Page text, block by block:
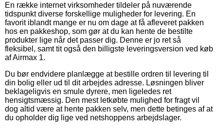
En række internet virksomheder tildeler på nuværende
tidspunkt diverse forskellige muligheder for levering. En
favorit iblandt mange er nu om dage at få afleveret pakken
hos en pakkeshop, som gør at du kan hente de bestilte
produkter lige når det passer dig. Denne er jo ret så
fleksibel, samt tit også den billigste leveringsversion ved køb
af Airmax 1.
Du bør endvidere planlægge at bestille ordren til levering til
din bolig eller ud til dit arbejdes adresse. Løsningen bliver
beklageligvis en smule dyrere, men ligeledes ret
hensigtsmæssig. Den mest letkøbte mulighed for fragt vil
dog altid være at hente pakken selv, men dette betinges af at
du opholder dig lige ved netshoppens arbejdslager.